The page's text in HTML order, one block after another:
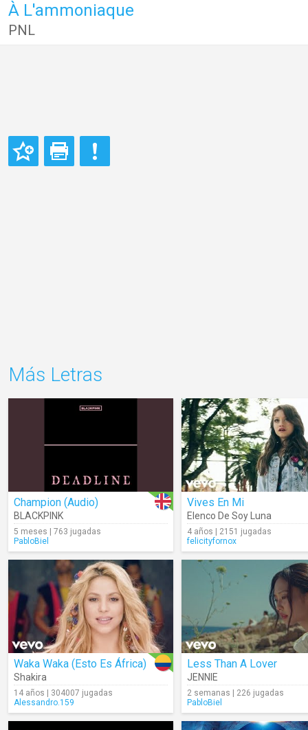
À L'ammoniaque
PNL
Más Letras
Champion (Audio)
BLACKPINK
5 meses | 763 jugadas
PabloBiel
Vives En Mi
Elenco De Soy Luna
4 años | 2151 jugadas
felicityfornox
Waka Waka (Esto Es África)
Shakira
14 años | 304007 jugadas
Alessandro.159
Less Than A Lover
JENNIE
2 semanas | 226 jugadas
PabloBiel